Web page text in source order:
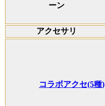
ーン
アクセサリ
コラボアクセ(5種)